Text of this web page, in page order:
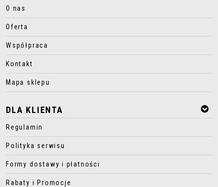
O nas
Oferta
Współpraca
Kontakt
Mapa sklepu
DLA KLIENTA
Regulamin
Polityka serwisu
Formy dostawy i płatności
Rabaty i Promocje